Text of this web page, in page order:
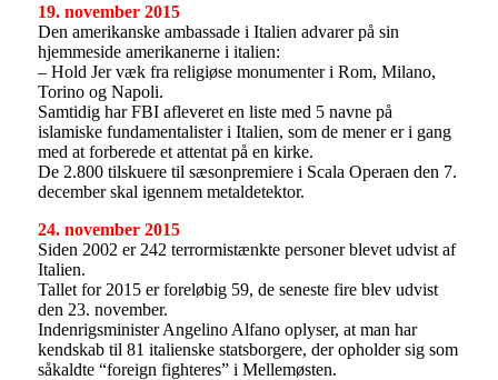
19. november 2015
Den amerikanske ambassade i Italien advarer på sin
hjemmeside amerikanerne i italien:
– Hold Jer væk fra religiøse monumenter i Rom, Milano,
Torino og Napoli.
Samtidig har FBI afleveret en liste med 5 navne på
islamiske fundamentalister i Italien, som de mener er i gang
med at forberede et attentat på en kirke.
De 2.800 tilskuere til sæsonpremiere i Scala Operaen den 7.
december skal igennem metaldetektor.
24. november 2015
Siden 2002 er 242 terrormistænkte personer blevet udvist af
Italien.
Tallet for 2015 er foreløbig 59, de seneste fire blev udvist
den 23. november.
Indenrigsminister Angelino Alfano oplyser, at man har
kendskab til 81 italienske statsborgere, der opholder sig som
såkaldte “foreign fighteres” i Mellemøsten.